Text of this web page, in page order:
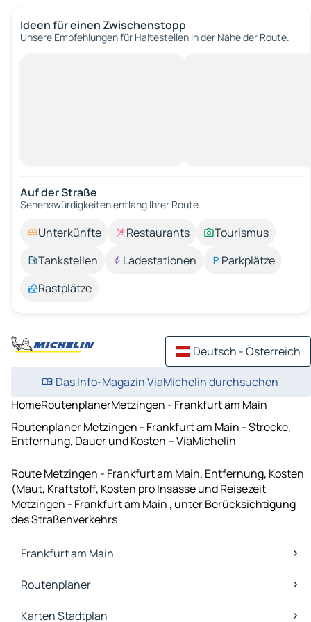
Ideen für einen Zwischenstopp
Unsere Empfehlungen für Haltestellen in der Nähe der Route.
Auf der Straße
Sehenswürdigkeiten entlang Ihrer Route.
Unterkünfte Restaurants
Tourismus
Tankstellen
Ladestationen
Parkplätze
Rastplätze
Deutsch - Österreich
Das Info-Magazin ViaMichelin durchsuchen
HomeRoutenplanerMetzingen - Frankfurt am Main
Routenplaner Metzingen - Frankfurt am Main - Strecke,
Entfernung, Dauer und Kosten – ViaMichelin
Route Metzingen - Frankfurt am Main. Entfernung, Kosten
(Maut, Kraftstoff, Kosten pro Insasse und Reisezeit
Metzingen - Frankfurt am Main , unter Berücksichtigung
des Straßenverkehrs
Frankfurt am Main
Frankfurt am Main Karten Stadtplan
Frankfurt am Main Verkehr
Frankfurt am Main Hotels
Routenplaner
Routenplaner Frankfurt am Main - Köln
Karten Stadtplan